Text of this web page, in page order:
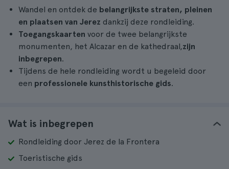
Wandel en ontdek de belangrijkste straten, pleinen
en plaatsen van Jerez dankzij deze rondleiding.
Toegangskaarten voor de twee belangrijkste
monumenten, het Alcazar en de kathedraal,zijn
inbegrepen.
Tijdens de hele rondleiding wordt u begeleid door
een professionele kunsthistorische gids.
Wat is inbegrepen
Rondleiding door Jerez de la Frontera
Toeristische gids